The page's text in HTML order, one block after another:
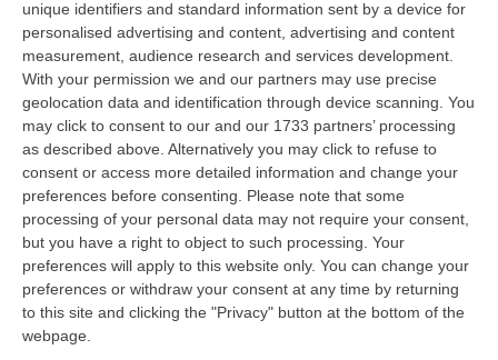
unique identifiers and standard information sent by a device for
personalised advertising and content, advertising and content
measurement, audience research and services development.
With your permission we and our partners may use precise
geolocation data and identification through device scanning. You
may click to consent to our and our 1733 partners’ processing
as described above. Alternatively you may click to refuse to
consent or access more detailed information and change your
preferences before consenting.
Please note that some
processing of your personal data may not require your consent,
but you have a right to object to such processing. Your
preferences will apply to this website only. You can change your
preferences or withdraw your consent at any time by returning
to this site and clicking the "Privacy" button at the bottom of the
webpage.
Piattaforma Calabriasue della Regione, gli
Ordini professionali denunciano i
disservizi
Lettera degli organismi di rappresentanza di